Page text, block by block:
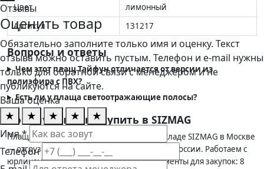
Цвет
лимонный
Артикул
131217
Вопросы и ответы
Чем этот плащ Тайфун отличается от версии из
полиэфира с ПВХ?
Есть ли у плаща светоотражающие полосы?
Почему выгодно купить в SIZMAG
Плащ ТАЙФУН лимонный в наличии на складе SIZMAG в Москве
— отгрузка в день заказа, доставка по всей России. Работаем с
юрлицами по счёту, предоставляем документы для закупок: 8
Отзывы
Оценить товар
Обязательно заполните только имя и оценку. Текст
отзыва можно оставить пустым. Телефон и e-mail нужны
только для обратной связи с менеджером и не
публикуются на сайте.
Ваша оценка
★
★ ★ ★
★
Имя *
Телефон